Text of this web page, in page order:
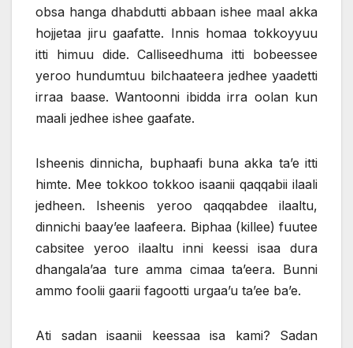
obsa hanga dhabdutti abbaan ishee maal akka
hojjetaa jiru gaafatte. Innis homaa tokkoyyuu
itti himuu dide. Calliseedhuma itti bobeessee
yeroo hundumtuu bilchaateera jedhee yaadetti
irraa baase. Wantoonni ibidda irra oolan kun
maali jedhee ishee gaafate.
Isheenis dinnicha, buphaafi buna akka ta’e itti
himte. Mee tokkoo tokkoo isaanii qaqqabii ilaali
jedheen. Isheenis yeroo qaqqabdee ilaaltu,
dinnichi baay’ee laafeera. Biphaa (killee) fuutee
cabsitee yeroo ilaaltu inni keessi isaa dura
dhangala’aa ture amma cimaa ta’eera. Bunni
ammo foolii gaarii fagootti urgaa’u ta’ee ba’e.
Ati sadan isaanii keessaa isa kami? Sadan